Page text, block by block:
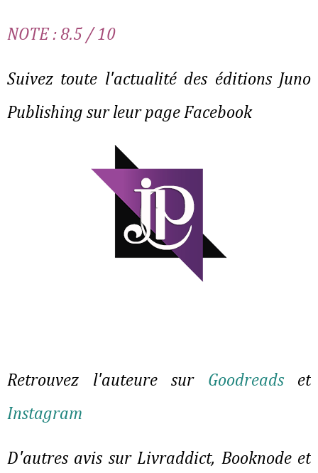
NOTE : 8.5 / 10
Suivez toute l'actualité des éditions Juno
Publishing sur leur page Facebook
Retrouvez l'auteure sur Goodreadset
Instagram
D'autres avis sur Livraddict, Booknode et